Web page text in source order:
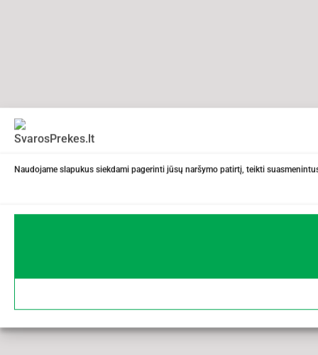
Naudojame slapukus siekdami pagerinti jūsų naršymo patirtį, teikti